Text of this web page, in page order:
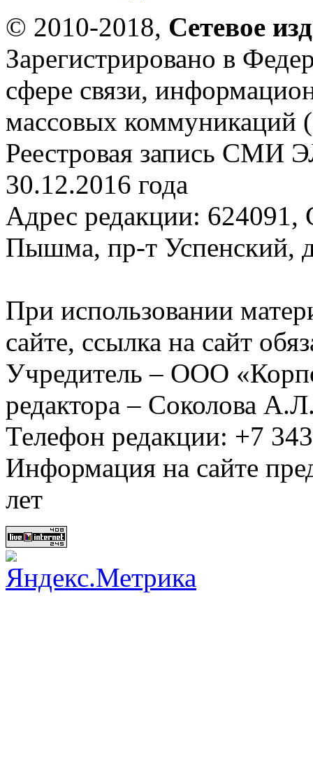
© 2010-2018, Сетевое
Зарегистрировано в
сфере связи,
массовых коммуникаций
Реестровая запись СМИ
30.12.2016 года
Адрес редакции: 624091,
Пышма, пр-т Успенский,
При использовании
сайте, ссылка на сайт
Учредитель – ООО
редактора – Соколова
Телефон редакции: +7
Информация на сайте
лет